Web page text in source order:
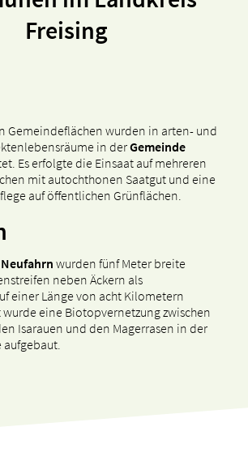
Freising
Gemeindeflächen wurden in arten- und
in derGemeinde
Es erfolgte die Einsaat auf mehreren
mit autochthonen Saatgut und eine
auf öffentlichen Grünflächen.
wurden fünf Meter breite
neben Äckern als
einer Länge von acht Kilometern
eine Biotopvernetzung zwischen
Isarauen und den Magerrasen in der